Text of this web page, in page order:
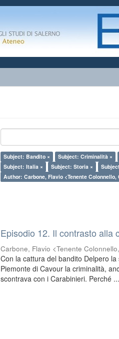
Subject: Bandito × Subject: Criminalità ×
Subject: Italia ×
Subject: Storia ×
Author: Carbone, Flavio <Tenente
Episodio 12. Il contrasto alla
Carbone, Flavio <Tenente
Con la cattura del bandito Delpero
Piemonte di Cavour la criminalità,
scontrava con i Carabinieri. Perché ...